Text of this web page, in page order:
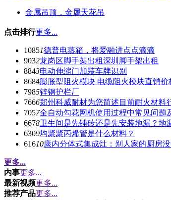
金属吊顶，金属天花吊
点击排行更多...
10851德普电蒸箱，将爱融进点点滴滴
9032龙岗区脚手架出租深圳脚手架出租
8843电动伸缩门加装车牌识别
8684膨胀型阻火模块 电缆阻火模块直销价
7985锌钢护栏厂
7666郑州科威耐材为您简述目前耐火材料
7057全自动勾花网机使用过程中常见问题
6678卫生间是先铺砖还是先安装地漏？地
6309均聚聚丙烯管是什么材料？
61610康内分体式集成灶：别人家的厨房
更多...
内事更多...
最新视频更多...
推荐产品更多...